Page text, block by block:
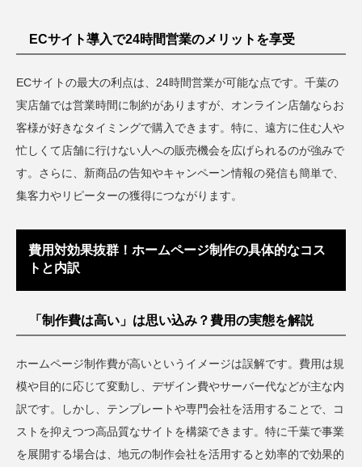
ECサイト導入で24時間営業のメリットを享受
ECサイトの最大の利点は、24時間営業が可能な点です。千葉の
実店舗では営業時間に制約がありますが、オンライン店舗ならお
客様が好きなタイミングで購入できます。特に、遠方に住む人や
忙しくて店舗に行けない人への販売機会を広げられるのが強みで
す。さらに、新商品の告知やキャンペーン情報の発信も簡単で、
集客力やリピーターの獲得につながります。
費用対効果抜群！ホームページ制作の具体的なコス
トと内訳
「制作費は高い」は思い込み？費用の実態を解説
ホームページ制作費が高いというイメージは誤解です。費用は規
模や目的に応じて変動し、デザイン費やサーバー代などが主な内
訳です。しかし、テンプレートや専門会社を活用することで、コ
ストを抑えつつ高品質なサイトを構築できます。特に千葉で事業
を展開する場合は、地元の制作会社を活用すると効率的で効果的